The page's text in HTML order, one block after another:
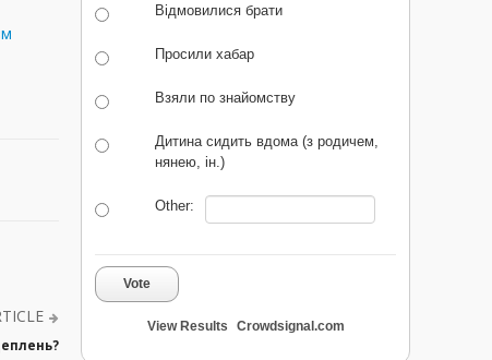
Відмовилися брати
Просили хабар
Взяли по знайомству
Дитина сидить вдома (з родичем,
нянею, ін.)
Other:
Vote
View Results Crowdsignal.com